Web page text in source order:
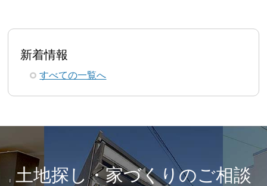
新着情報
すべての一覧へ
土地探し・家づくりのご相談